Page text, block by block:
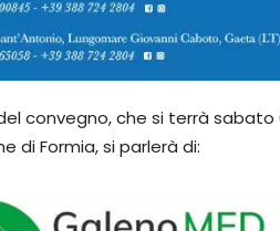
convegno, che si terrà sabato
di Formia, si parlerà di: